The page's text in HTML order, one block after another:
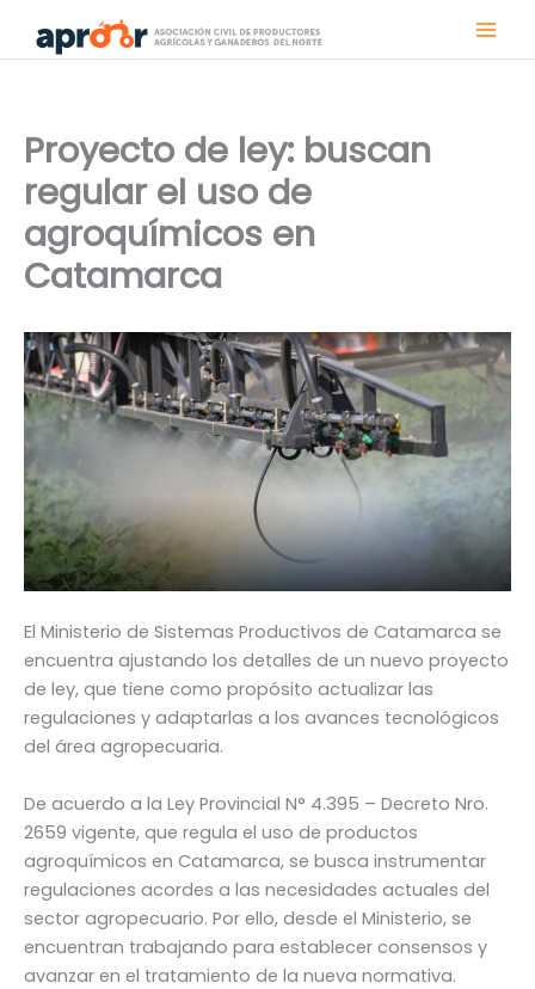
Proyecto de ley: buscan
regular el uso de
agroquímicos en
Catamarca
El Ministerio de Sistemas Productivos de Catamarca se
encuentra ajustando los detalles de un nuevo proyecto
de ley, que tiene como propósito actualizar las
regulaciones y adaptarlas a los avances tecnológicos
del área agropecuaria.
De acuerdo a la Ley Provincial N° 4.395 – Decreto Nro.
2659 vigente, que regula el uso de productos
agroquímicos en Catamarca, se busca instrumentar
regulaciones acordes a las necesidades actuales del
sector agropecuario. Por ello, desde el Ministerio, se
encuentran trabajando para establecer consensos y
avanzar en el tratamiento de la nueva normativa.